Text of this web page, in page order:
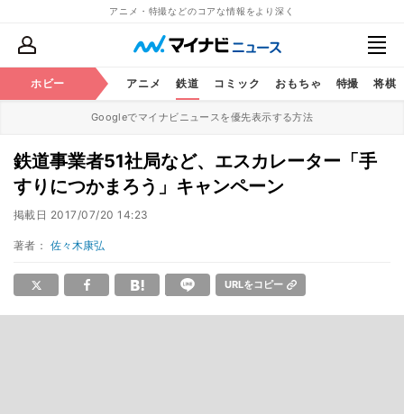
アニメ・特撮などのコアな情報をより深く
ホビー アニメ 鉄道 コミック おもちゃ 特撮 将棋
Googleでマイナビニュースを優先表示する方法
鉄道事業者51社局など、エスカレーター「手
すりにつかまろう」キャンペーン
掲載日 2017/07/20 14:23
著者： 佐々木康弘
URLをコピー